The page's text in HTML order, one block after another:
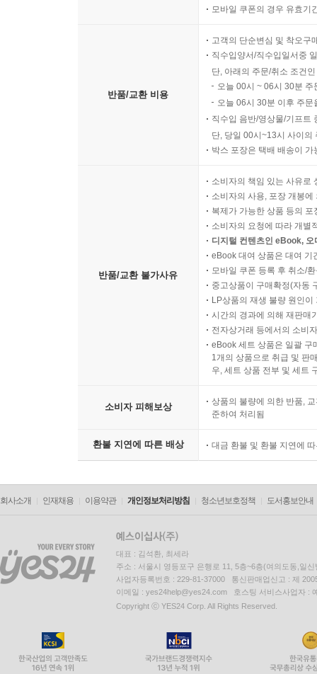
모바일 쿠폰의 경우 유효기
반품/교환 비용
고객의 단순변심 및 착오구
직수입양서/직수입일서중
단, 아래의 주문/취소 조건
오늘 00시 ~ 06시 30분
오늘 06시 30분 이후 주
직수입 음반/영상물/기프트
단, 당일 00시~13시 사이의
박스 포장은 택배 배송이
반품/교환 불가사유
소비자의 책임 있는 사유로
소비자의 사용, 포장 개봉
복제가 가능한 상품 등의
소비자의 요청에 따라 개별
디지털 컨텐츠인 eBook,
eBook 대여 상품은 대여 기
모바일 쿠폰 등록 후 취소/
중고상품이 구매확정(자동
LP상품의 재생 불량 원인
시간의 경과에 의해 재판매
전자상거래 등에서의 소비
eBook 세트 상품은 일괄 구
1개의 상품으로 취급 및 판
우, 세트 상품 전부 및 세트
소비자 피해보상
상품의 불량에 의한 반품,
준하여 처리됨
환불 지연에 따른 배상 대금 환불 및 환불 지연에
회사소개 인재채용 이용약관 개인정보처리방침 청소년보호정책 도서홍보안내
대표 : 김석환, 최세라
주소 : 서울시 영등포구 은행로 11, 5층~6층(여의도동,일신
사업자등록번호 : 229-81-37000 통신판매업신고 : 제
이메일 : yes24help@yes24.com 호스팅 서비스사업자 :
Copyright ⓒ YES24 Corp. All Rights Reserved.